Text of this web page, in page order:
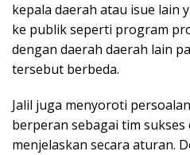
kepala daerah atau isue lain
ke publik seperti program
dengan daerah daerah lain
tersebut berbeda.
Jalil juga menyoroti
berperan sebagai tim sukses
menjelaskan secara aturan.